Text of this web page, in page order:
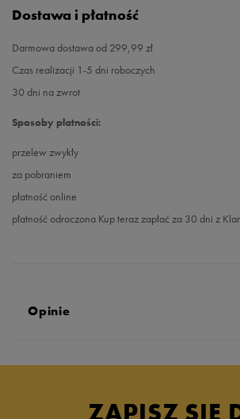
Dostawa i płatność
Darmowa dostawa od 299,99 zł
Czas realizacji 1-5 dni roboczych
30 dni na zwrot
Sposoby płatności:
przelew zwykły
za pobraniem
płatność online
płatność odroczona Kup teraz zapłać za 30 dni z
Opinie
5.0